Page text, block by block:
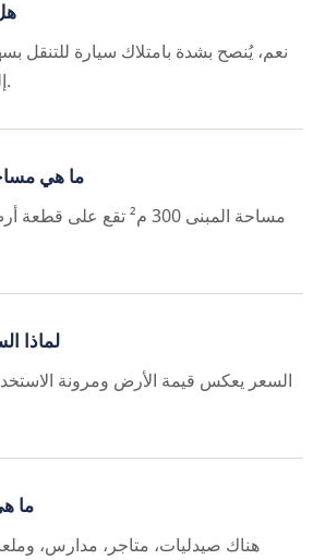
نعم، يُنصح بشدة بامتلاك سيارة للتنقل
إلى الشاطئ والمطار.
ما هي
لماذا
السعر يعكس قيمة الأرض ومرونة
ما
هناك صيدليات، متاجر، مدارس،